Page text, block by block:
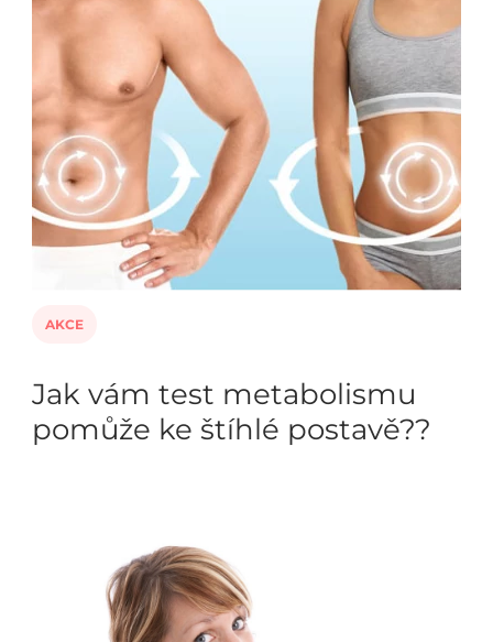
AKCE
Jak vám test metabolismu
pomůže ke štíhlé postavě??